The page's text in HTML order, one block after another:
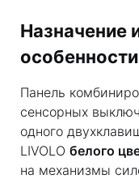
Назначение
особенности
Панель
сенсорных
одного
LIVOLO белого
на механизмы